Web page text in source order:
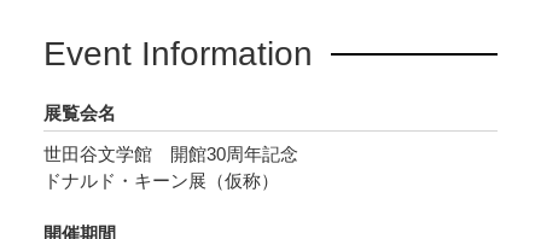
けていたあの頃、日本文化は平安時代、元禄時
代と比する黄金時代だった。そんな時代に日本
に来て、その後も日本で生活し、さまざまな人
に会い、そして書く場所を与えられたことを、
Event Information
展覧会名
世田谷文学館 開館30周年記念
ドナルド・キーン展（仮称）
開催期間